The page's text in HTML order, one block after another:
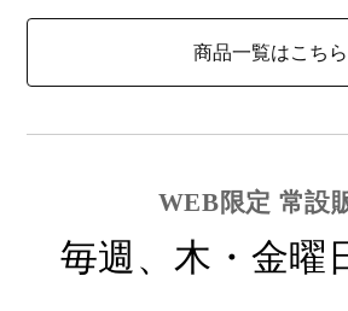
商品一覧はこちら
WEB限定 常設
毎週、木・金曜